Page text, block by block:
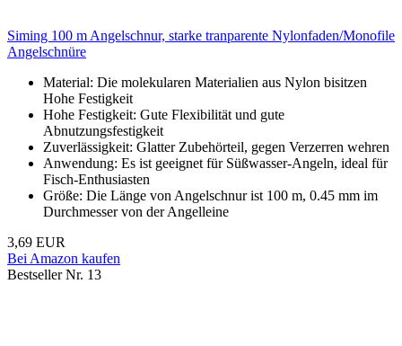
Siming 100 m Angelschnur, starke tranparente Nylonfaden/Monofile
Angelschnüre
Material: Die molekularen Materialien aus Nylon bisitzen
Hohe Festigkeit
Hohe Festigkeit: Gute Flexibilität und gute
Abnutzungsfestigkeit
Zuverlässigkeit: Glatter Zubehörteil, gegen Verzerren wehren
Anwendung: Es ist geeignet für Süßwasser-Angeln, ideal für
Fisch-Enthusiasten
Größe: Die Länge von Angelschnur ist 100 m, 0.45 mm im
Durchmesser von der Angelleine
3,69 EUR
Bei Amazon kaufen
Bestseller Nr. 13